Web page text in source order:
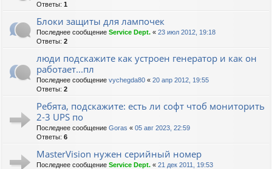
Ответы: 1
Блоки защиты для лампочек
Последнее сообщение Service Dept. « 23 июл 2012, 19:18
Ответы: 2
люди подскажите как устроен генератор и как он
работает...пл
Последнее сообщение vychegda80 « 20 апр 2012, 19:55
Ответы: 2
Ребята, подскажите: есть ли софт чтоб мониторить
2-3 UPS по
Последнее сообщение Goras « 05 авг 2023, 22:59
Ответы: 6
MasterVision нужен серийный номер
Последнее сообщение Service Dept. « 21 дек 2011, 19:53